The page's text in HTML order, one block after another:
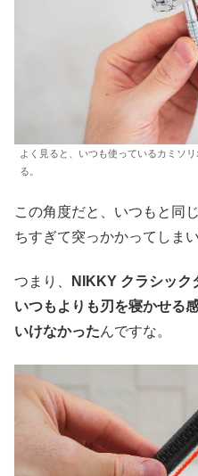
よく見ると、いつも使っているカミソ
る。
この角度だと、いつもと同
ちすぎて突っかかってしまい
つまり、
NIKKY クラシック
いつもよりも刃を寝かせる
いけなかったんですな。